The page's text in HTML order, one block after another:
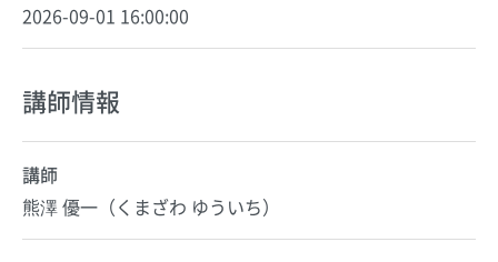
2026-09-01 16:00:00
講師情報
講師
熊澤 優一（くまざわ ゆういち）